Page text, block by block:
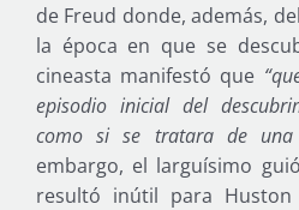
de Freud donde, además,
la época en que se
cineasta manifestó que
episodio inicial del
como si se tratara de una
embargo, el larguísimo
resultó inútil para Huston